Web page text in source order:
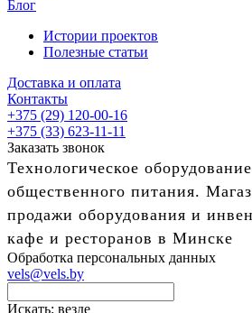
Блог
Истории проектов
Полезные статьи
Доставка и оплата
Контакты
+375 (29) 120-00-16
+375 (33) 623-11-11
Заказать звонок
Технологическое
общественного питания.
продажи оборудования и
кафе и ресторанов в Минске
Обработка персональных данных
vels@vels.by
Искать: везде